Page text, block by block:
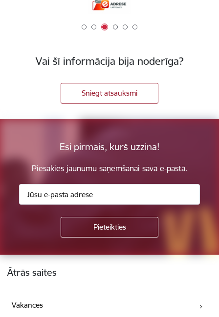
Vai šī informācija bija noderīga?
Sniegt atsauksmi
Esi pirmais, kurš uzzina!
Piesakies jaunumu saņemšanai savā e-pastā.
Kājene
Ātrās saites
Vakances